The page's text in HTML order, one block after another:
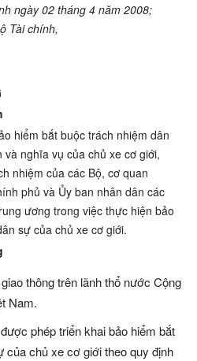
ngày 02 tháng 4 năm 2008;
Tài chính,
hiểm bắt buộc trách nhiệm dân
nghĩa vụ của chủ xe cơ giới,
nhiệm của các Bộ, cơ quan
phủ và Ủy ban nhân dân các
ương trong việc thực hiện bảo
sự của chủ xe cơ giới.
thông trên lãnh thổ nước Cộng
Nam.
phép triển khai bảo hiểm bắt
của chủ xe cơ giới theo quy định